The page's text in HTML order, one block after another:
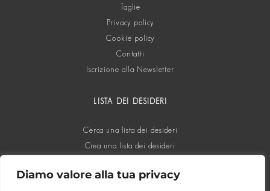
Diamo valore alla tua privacy
Taglie
Privacy policy
Cookie policy
Contatti
Iscrizione alla Newsletter
LISTA DEI DESIDERI
Cerca una lista dei desideri
Crea una lista dei desideri
SOCIAL